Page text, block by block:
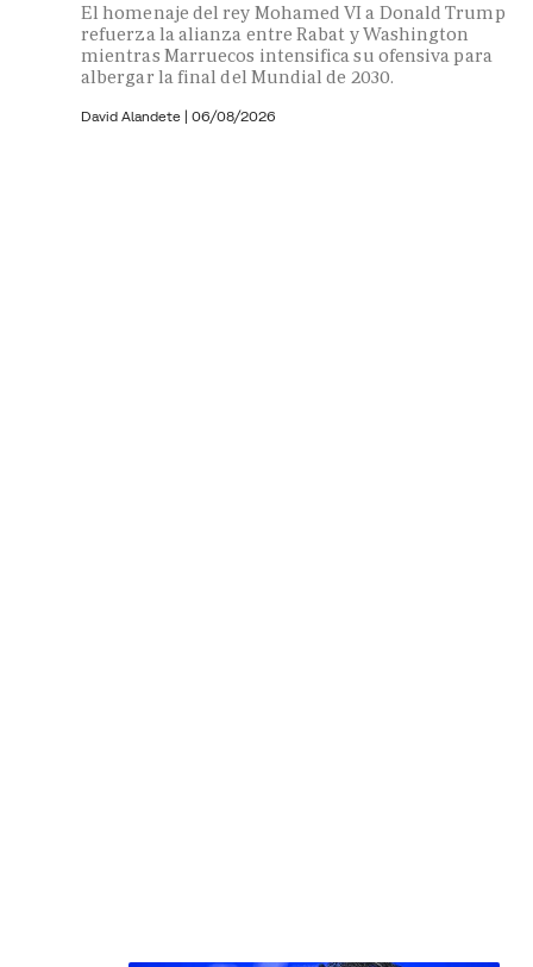
El homenaje del rey Mohamed VI a Donald Trump
refuerza la alianza entre Rabat y Washington
mientras Marruecos intensifica su ofensiva para
albergar la final del Mundial de 2030.
David Alandete | 06/08/2026